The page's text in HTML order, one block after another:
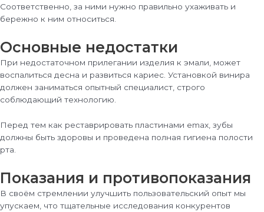
Соответственно, за ними нужно правильно ухаживать и
бережно к ним относиться.
Основные недостатки
При недостаточном прилегании изделия к эмали, может
воспалиться десна и развиться кариес. Установкой винира
должен заниматься опытный специалист, строго
соблюдающий технологию.
Перед тем как реставрировать пластинами emax, зубы
должны быть здоровы и проведена полная гигиена полости
рта.
Показания и противопоказания
В своём стремлении улучшить пользовательский опыт мы
упускаем, что тщательные исследования конкурентов